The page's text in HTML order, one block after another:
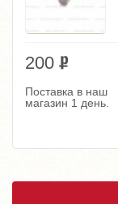
200
Поставка в наш
магазин 1 день.